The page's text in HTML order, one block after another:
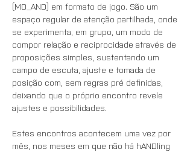
(MO_AND) em formato de jogo. São um
espaço regular de atenção partilhada, onde
se experimenta, em grupo, um modo de
compor relação e reciprocidade através de
proposições simples, sustentando um
campo de escuta, ajuste e tomada de
posição com, sem regras pré definidas,
deixando que o próprio encontro revele
ajustes e possibilidades.
Estes encontros acontecem uma vez por
mês, nos meses em que não há hANDling